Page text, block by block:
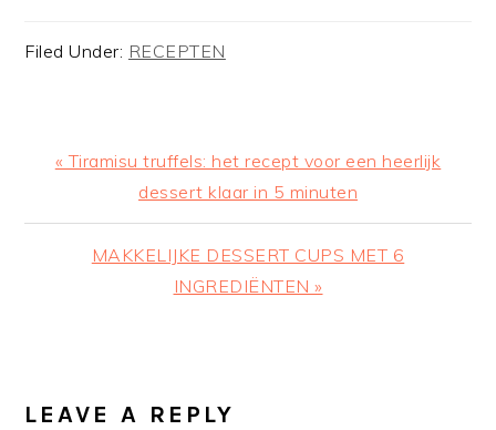
Filed Under: RECEPTEN
Previous
« Tiramisu truffels: het recept voor een heerlijk
dessert klaar in 5 minuten
Next
MAKKELIJKE DESSERT CUPS MET 6
INGREDIËNTEN »
INTERACTIONS
LEAVE A REPLY